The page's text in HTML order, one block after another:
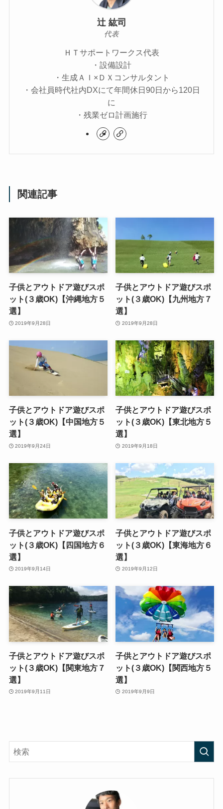
辻 紘司
代表
ＨＴサポートワークス代表
・設備設計
・生成ＡＩ×ＤＸコンサルタント
・会社員時代社内DXにて年間休日90日から120日
に
・残業ゼロ計画施行
関連記事
子供とアウトドア遊びスポ
ット(３歳OK)【沖縄地方５
選】
2019年9月28日
子供とアウトドア遊びスポ
ット(３歳OK)【九州地方７
選】
2019年9月28日
子供とアウトドア遊びスポ
ット(３歳OK)【中国地方５
選】
2019年9月24日
子供とアウトドア遊びスポ
ット(３歳OK)【東北地方５
選】
2019年9月18日
子供とアウトドア遊びスポ
ット(３歳OK)【四国地方６
選】
2019年9月14日
子供とアウトドア遊びスポ
ット(３歳OK)【東海地方６
選】
2019年9月12日
子供とアウトドア遊びスポ
ット(３歳OK)【関東地方７
選】
2019年9月11日
子供とアウトドア遊びスポ
ット(３歳OK)【関西地方５
選】
2019年9月9日